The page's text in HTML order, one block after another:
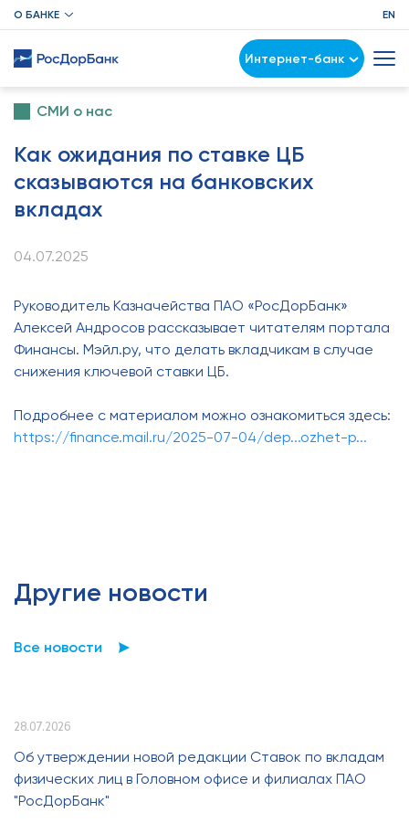
О БАНКЕ EN
Интернет-банк
СМИ о нас
Как ожидания по ставке ЦБ
сказываются на банковских
вкладах
04.07.2025
Руководитель Казначейства ПАО «РосДорБанк»
Алексей Андросов рассказывает читателям портала
Финансы. Мэйл.ру, что делать вкладчикам в случае
снижения ключевой ставки ЦБ.
Подробнее с материалом можно ознакомиться здесь:
https://finance.mail.ru/2025-07-04/dep...ozhet-p...
Другие новости
Все новости
28.07.2026
Об утверждении новой редакции Ставок по вкладам
физических лиц в Головном офисе и филиалах ПАО
"РосДорБанк"